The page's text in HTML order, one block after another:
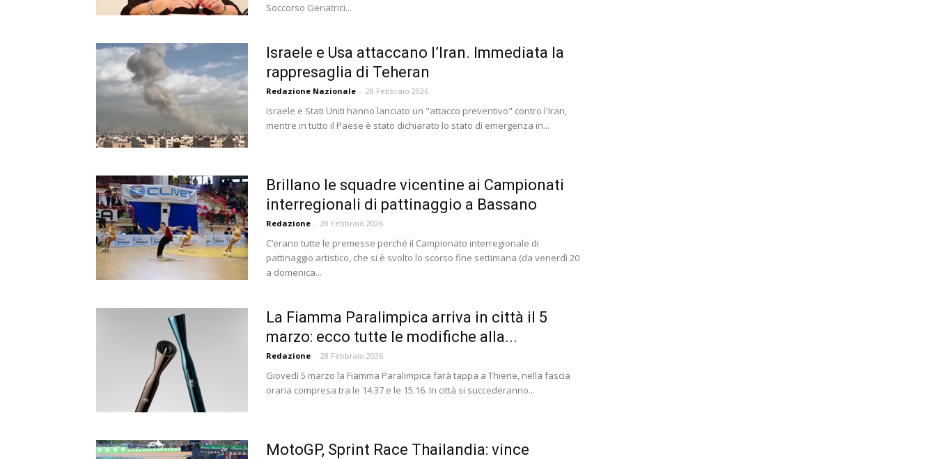
Soccorso Geriatrici...
Israele e Usa attaccano l’Iran. Immediata la
rappresaglia di Teheran
Redazione Nazionale - 28 Febbraio 2026
Israele e Stati Uniti hanno lanciato un "attacco preventivo" contro l'Iran,
mentre in tutto il Paese è stato dichiarato lo stato di emergenza in...
Brillano le squadre vicentine ai Campionati
interregionali di pattinaggio a Bassano
Redazione - 28 Febbraio 2026
C’erano tutte le premesse perché il Campionato interregionale di
pattinaggio artistico, che si è svolto lo scorso fine settimana (da venerdì 20
a domenica...
La Fiamma Paralimpica arriva in città il 5
marzo: ecco tutte le modifiche alla...
Redazione - 28 Febbraio 2026
Giovedì 5 marzo la Fiamma Paralimpica farà tappa a Thiene, nella fascia
oraria compresa tra le 14.37 e le 15.16. In città si succederanno...
MotoGP, Sprint Race Thailandia: vince